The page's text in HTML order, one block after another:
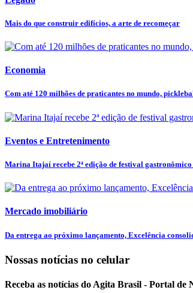
Mais do que construir edifícios, a arte de recomeçar
Economia
Com até 120 milhões de praticantes no mundo,
Eventos e Entretenimento
Marina Itajaí recebe 2ª edição de festival gastronômico
Mercado imobiliário
Da entrega ao próximo lançamento, Excelência
Nossas notícias no celular
Receba as notícias do Agita Brasil - Portal de